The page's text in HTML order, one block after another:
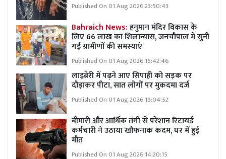
Published On 01 Aug 2026 23:50:43
Bahraich News:हनुमान मंदिर विकास के
लिए 66 लाख का शिलान्यास, जनचौपाल में सुनी
गई ग्रामीणों की समस्याएं
Published On 01 Aug 2026 15:42:46
लाइब्रेरी में पढ़ने आए सिपाही को सड़क पर
दौड़ाकर पीटा, सात लोगों पर मुकदमा दर्ज
Published On 01 Aug 2026 19:04:52
बीमारी और आर्थिक तंगी से परेशान रिटायर्ड
कर्मचारी ने उठाया खौफनाक कदम, घर में हुई
मौत
Published On 01 Aug 2026 14:20:15